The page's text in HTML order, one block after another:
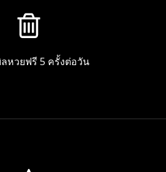
ลหวยฟรี 5 ครั้งต่อวัน